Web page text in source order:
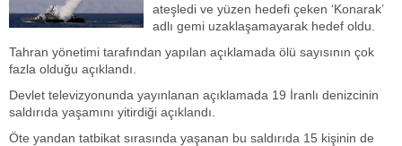
ateşledi ve yüzen hedefi çeken ‘Konarak’
adlı gemi uzaklaşamayarak hedef oldu.
Tahran yönetimi tarafından yapılan açıklamada ölü sayısının çok
fazla olduğu açıklandı.
Devlet televizyonunda yayınlanan açıklamada 19 İranlı denizcinin
saldırıda yaşamını yitirdiği açıklandı.
Öte yandan tatbikat sırasında yaşanan bu saldırıda 15 kişinin de